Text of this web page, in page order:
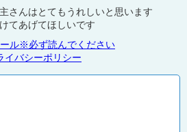
さんはとてもうれしいと思います
てあげてほしいです
ル※必ず読んでください
イバシーポリシー